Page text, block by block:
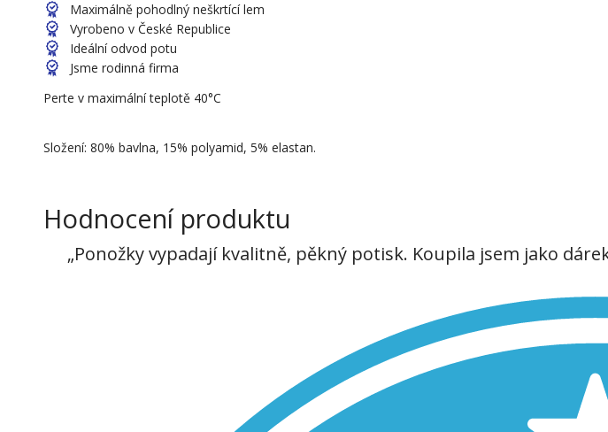
Maximálně pohodlný neškrtící lem
Vyrobeno v České Republice
Ideální odvod potu
Jsme rodinná firma
Perte v maximální teplotě 40°C
Složení: 80% bavlna, 15% polyamid, 5% elastan.
Hodnocení produktu
„Ponožky vypadají kvalitně, pěkný potisk. Koupila jsem jako